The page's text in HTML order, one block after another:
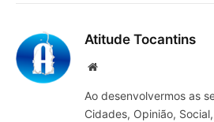
Atitude Tocantins
Site
Ao desenvolvermos as
Cidades, Opinião,